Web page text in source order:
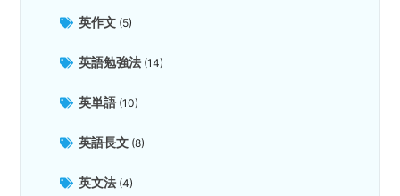
英作文 (5)
英語勉強法 (14)
英単語 (10)
英語長文 (8)
英文法 (4)